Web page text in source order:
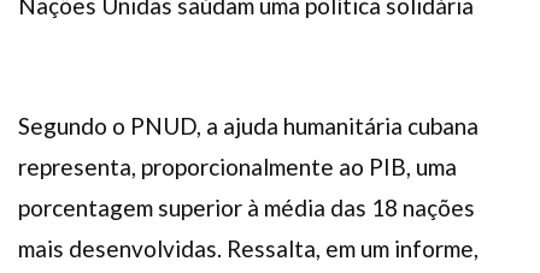
Nações Unidas saúdam uma política solidária
Segundo o PNUD, a ajuda humanitária cubana
representa, proporcionalmente ao PIB, uma
porcentagem superior à média das 18 nações
mais desenvolvidas. Ressalta, em um informe,